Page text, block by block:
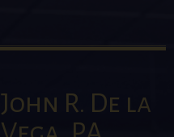
John R. De la